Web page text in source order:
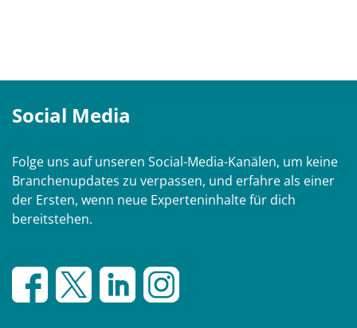
Social Media
Folge uns auf unseren Social-Media-Kanälen, um keine
Branchenupdates zu verpassen, und erfahre als einer
der Ersten, wenn neue Experteninhalte für dich
bereitstehen.